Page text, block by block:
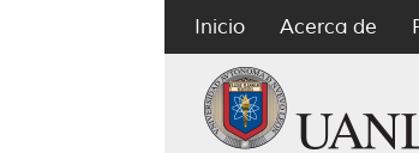
Inicio Acerca de